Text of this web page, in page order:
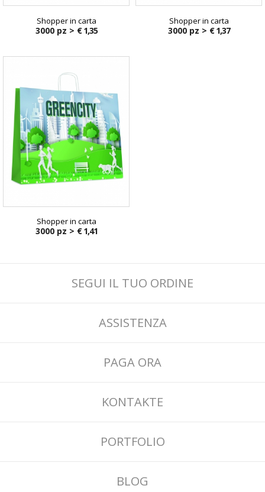
Shopper in carta
3000 pz > € 1,35
Shopper in carta
3000 pz > € 1,37
Shopper in carta
3000 pz > € 1,41
SEGUI IL TUO ORDINE
ASSISTENZA
PAGA ORA
KONTAKTE
PORTFOLIO
BLOG